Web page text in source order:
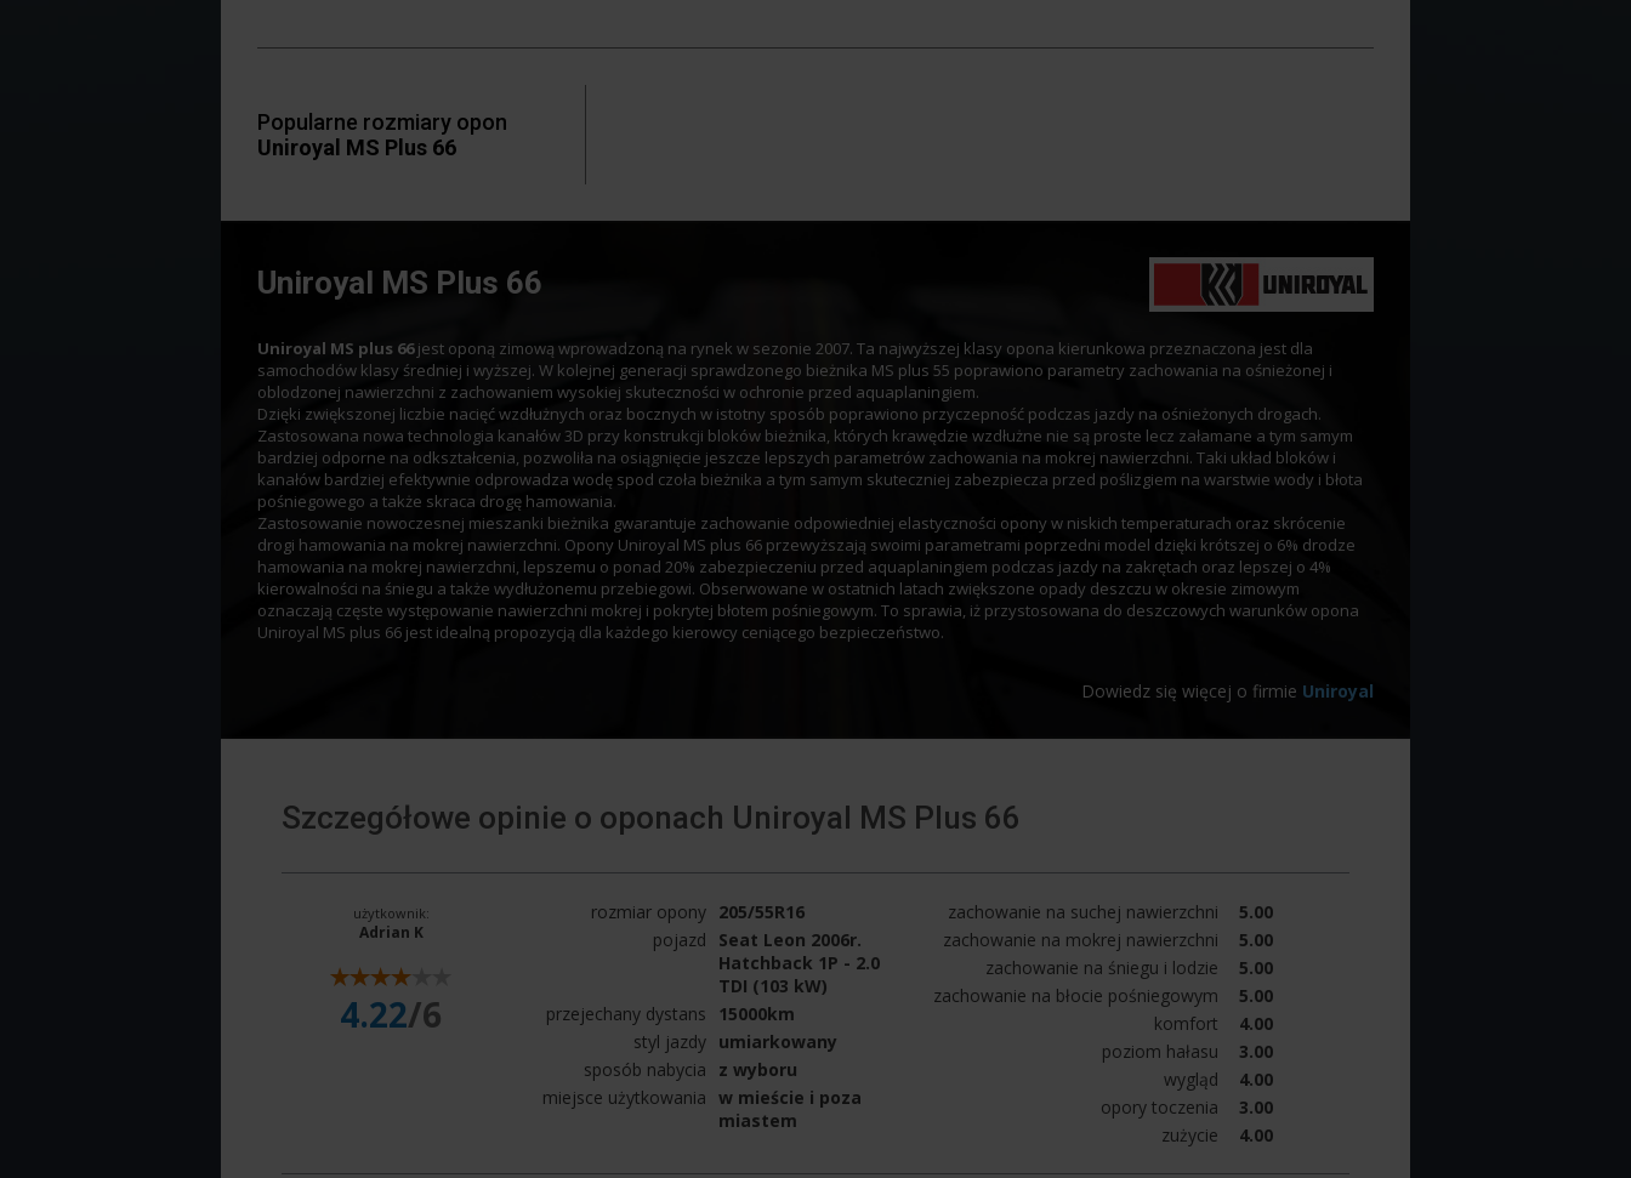
Popularne rozmiary opon
Uniroyal MS Plus 66
Uniroyal MS Plus 66
Uniroyal MS plus 66jest oponą zimową wprowadzoną na rynek w sezonie 2007. Ta najwyższej klasy opona kierunkowa przeznaczona jest dla
samochodów klasy średniej i wyższej. W kolejnej generacji sprawdzonego bieżnika MS plus 55 poprawiono parametry zachowania na ośnieżonej i
oblodzonej nawierzchni z zachowaniem wysokiej skuteczności w ochronie przed aquaplaningiem.
Dzięki zwiększonej liczbie nacięć wzdłużnych oraz bocznych w istotny sposób poprawiono przyczepność podczas jazdy na ośnieżonych drogach.
Zastosowana nowa technologia kanałów 3D przy konstrukcji bloków bieżnika, których krawędzie wzdłużne nie są proste lecz załamane a tym samym
bardziej odporne na odkształcenia, pozwoliła na osiągnięcie jeszcze lepszych parametrów zachowania na mokrej nawierzchni. Taki układ bloków i
kanałów bardziej efektywnie odprowadza wodę spod czoła bieżnika a tym samym skuteczniej zabezpiecza przed poślizgiem na warstwie wody i błota
pośniegowego a także skraca drogę hamowania.
Zastosowanie nowoczesnej mieszanki bieżnika gwarantuje zachowanie odpowiedniej elastyczności opony w niskich temperaturach oraz skrócenie
drogi hamowania na mokrej nawierzchni. Opony Uniroyal MS plus 66 przewyższają swoimi parametrami poprzedni model dzięki krótszej o 6% drodze
hamowania na mokrej nawierzchni, lepszemu o ponad 20% zabezpieczeniu przed aquaplaningiem podczas jazdy na zakrętach oraz lepszej o 4%
kierowalności na śniegu a także wydłużonemu przebiegowi. Obserwowane w ostatnich latach zwiększone opady deszczu w okresie zimowym
oznaczają częste występowanie nawierzchni mokrej i pokrytej błotem pośniegowym. To sprawia, iż przystosowana do deszczowych warunków opona
Uniroyal MS plus 66 jest idealną propozycją dla każdego kierowcy ceniącego bezpieczeństwo.
Dowiedz się więcej o firmie Uniroyal
Szczegółowe opinie o oponach Uniroyal MS Plus 66
użytkownik:
Adrian K
4.22/6
rozmiar opony 205/55R16
pojazd
Seat Leon 2006r.
Hatchback 1P - 2.0
TDI (103 kW)
przejechany dystans
15000km
styl jazdy umiarkowany
sposób nabycia
z wyboru
miejsce użytkowania w mieście i poza
miastem
zachowanie na suchej nawierzchni
5.00
zachowanie na mokrej nawierzchni
5.00
zachowanie na śniegu i lodzie
5.00
zachowanie na błocie pośniegowym
5.00
komfort
4.00
poziom hałasu
3.00
wygląd
4.00
opory toczenia
3.00
zużycie
4.00